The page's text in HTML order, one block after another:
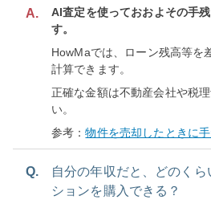
A.
AI査定を使っておおよその手
す。
HowMaでは、ローン残高等を
計算できます。
正確な金額は不動産会社や税
い。
参考：物件を売却したときに
Q.
自分の年収だと、どのく
ションを購入できる？